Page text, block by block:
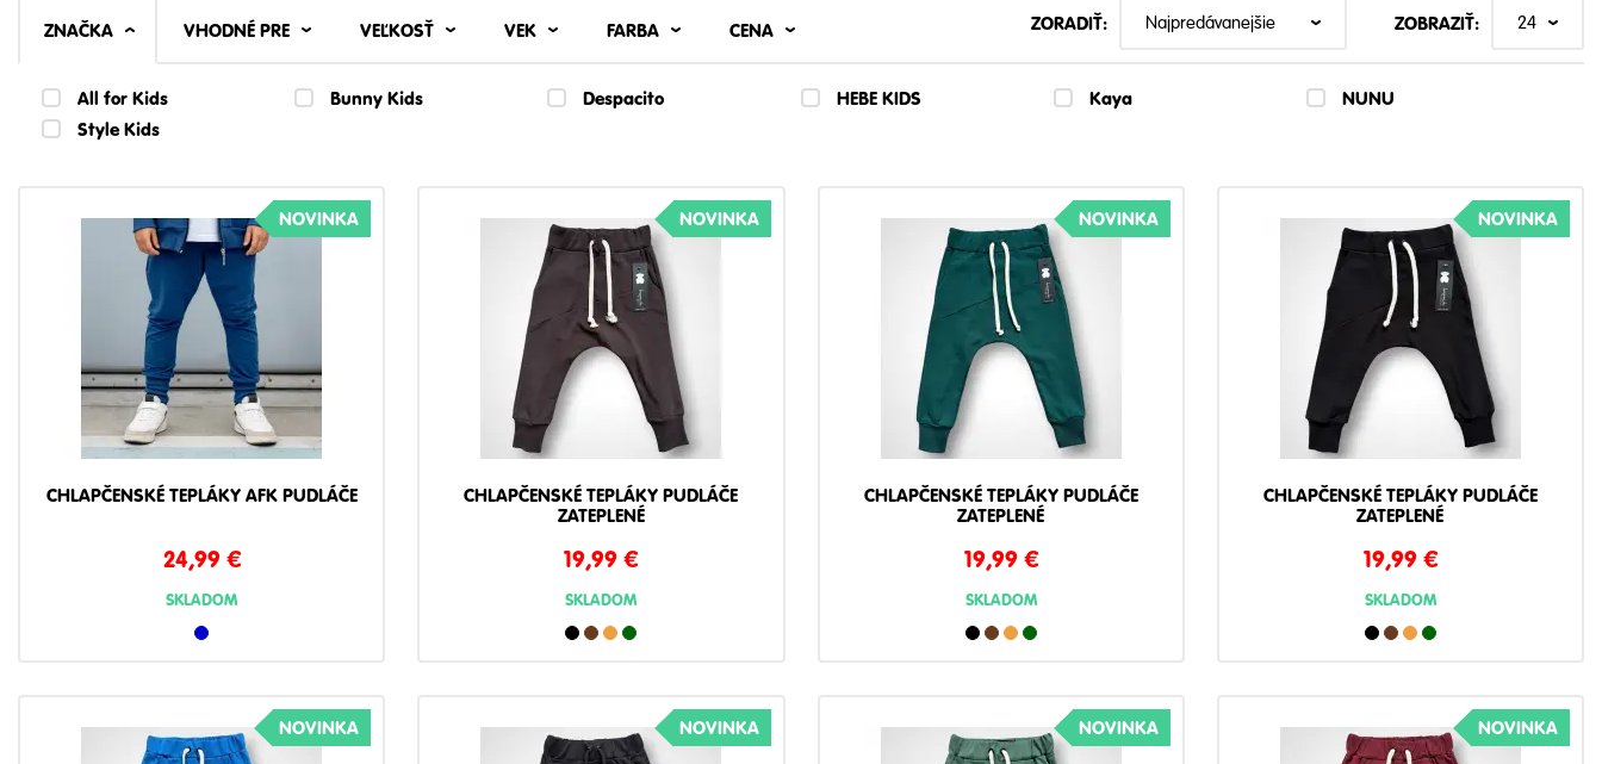
ZNAČKA VHODNÉ PRE VEĽKOSŤ VEK FARBA CENA
All for Kids Bunny Kids Despacito HEBE KIDS Kaya
NUNU
Style Kids
ZORADIŤ: ZOBRAZIŤ:
NOVINKA
CHLAPČENSKÉ TEPLÁKY AFK PUDLÁČE
24,99 €
SKLADOM
NOVINKA
CHLAPČENSKÉ TEPLÁKY PUDLÁČE
ZATEPLENÉ
19,99€
SKLADOM
NOVINKA
CHLAPČENSKÉ TEPLÁKY PUDLÁČE
ZATEPLENÉ
19,99 €
SKLADOM
NOVINKA
CHLAPČENSKÉ TEPLÁKY PUDLÁČE
ZATEPLENÉ
19,99 €
SKLADOM
NOVINKA NOVINKA NOVINKA NOVINKA